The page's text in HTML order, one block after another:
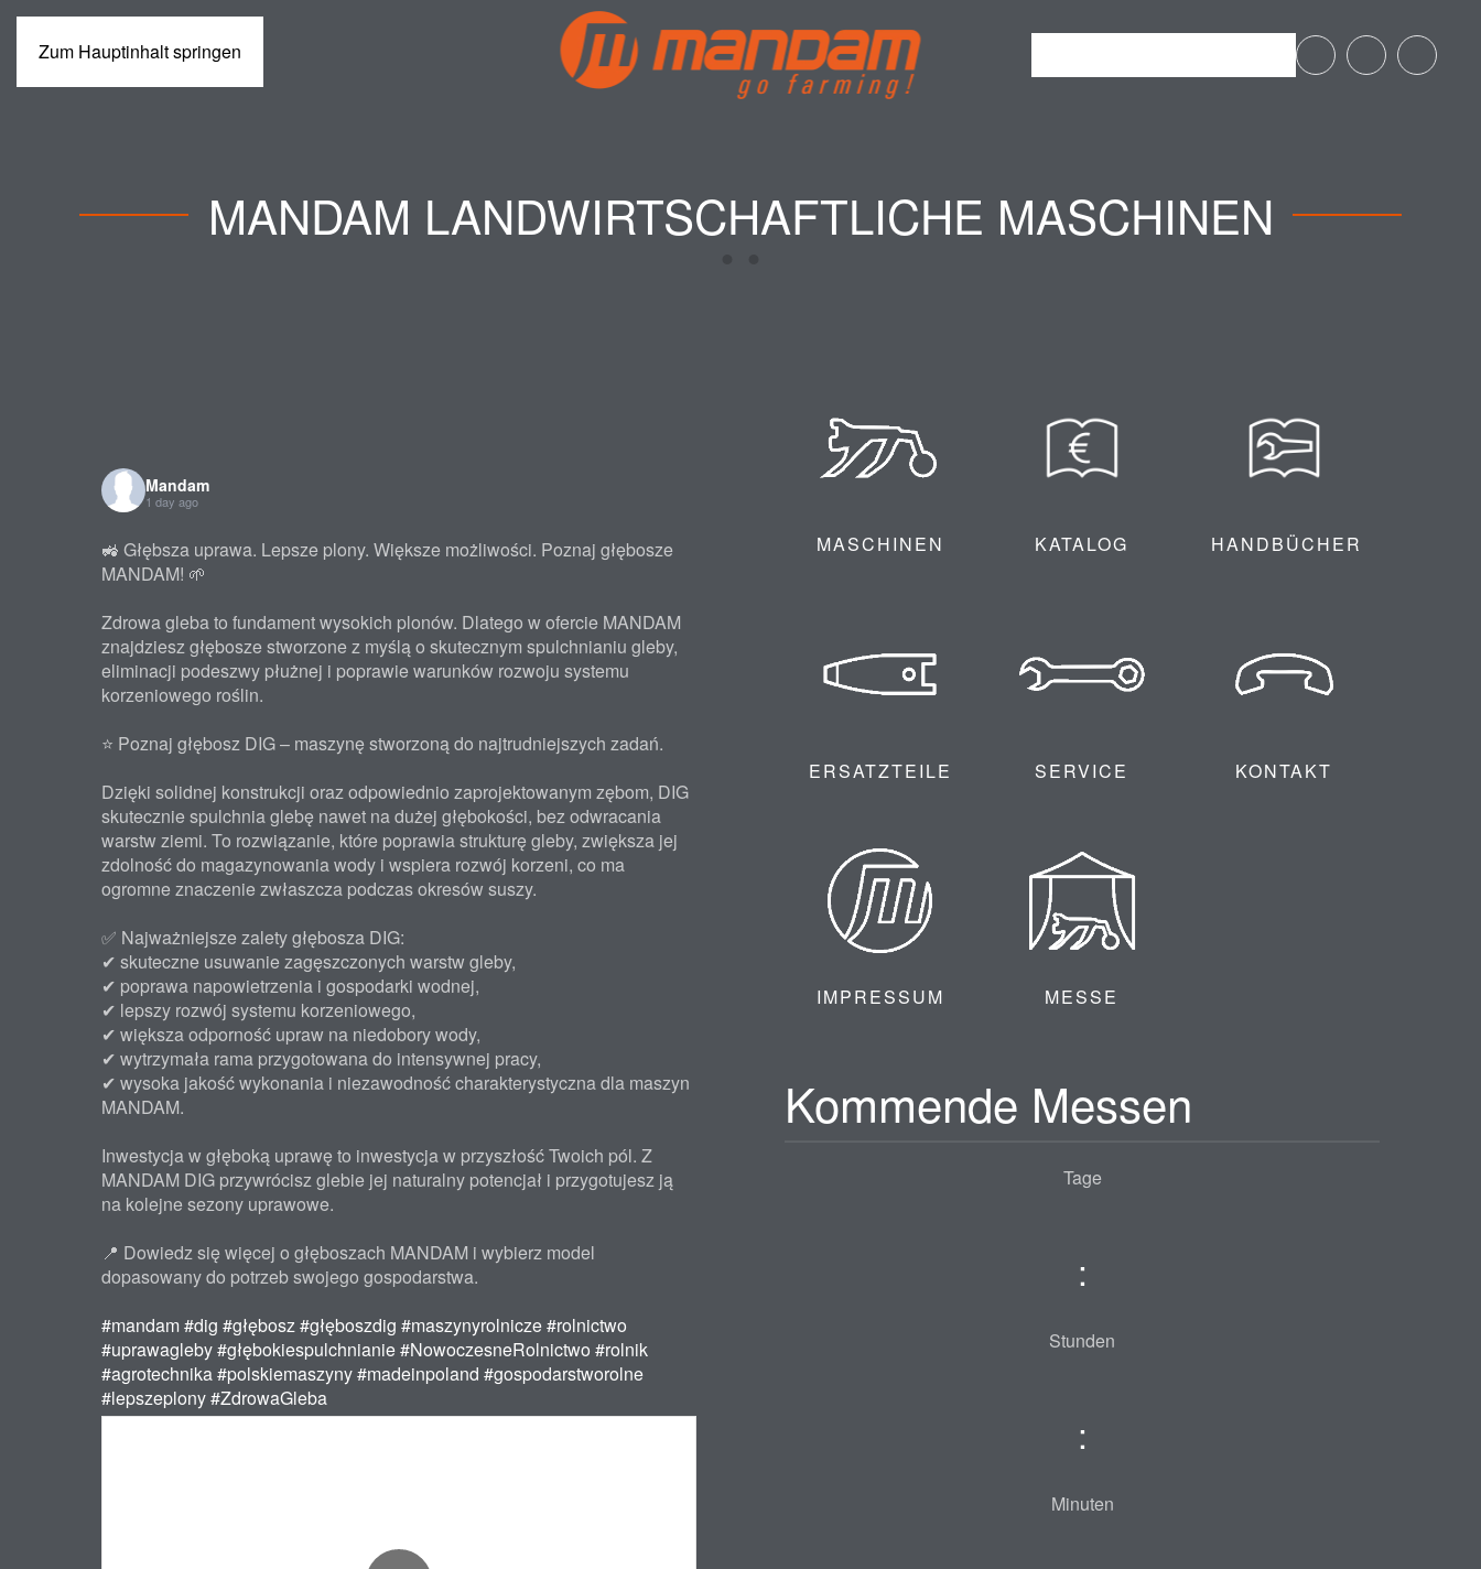
Zum Hauptinhalt springen
MASCHINEN
MANDAM LANDWIRTSCHAFTLICHE MASCHINEN
Mandam
1 day ago
🚜 Głębsza uprawa. Lepsze plony. Większe możliwości. Poznaj głębosze
MANDAM! 🌱
Zdrowa gleba to fundament wysokich plonów. Dlatego w ofercie MANDAM
znajdziesz głębosze stworzone z myślą o skutecznym spulchnianiu gleby,
eliminacji podeszwy płużnej i poprawie warunków rozwoju systemu
korzeniowego roślin.
⭐ Poznaj głębosz DIG – maszynę stworzoną do najtrudniejszych zadań.
Dzięki solidnej konstrukcji oraz odpowiednio zaprojektowanym zębom, DIG
skutecznie spulchnia glebę nawet na dużej głębokości, bez odwracania
warstw ziemi. To rozwiązanie, które poprawia strukturę gleby, zwiększa jej
zdolność do magazynowania wody i wspiera rozwój korzeni, co ma
ogromne znaczenie zwłaszcza podczas okresów suszy.
✅ Najważniejsze zalety głębosza DIG:
✔ skuteczne usuwanie zagęszczonych warstw gleby,
✔ poprawa napowietrzenia i gospodarki wodnej,
✔ lepszy rozwój systemu korzeniowego,
✔ większa odporność upraw na niedobory wody,
✔ wytrzymała rama przygotowana do intensywnej pracy,
✔ wysoka jakość wykonania i niezawodność charakterystyczna dla maszyn
MANDAM.
Inwestycja w głęboką uprawę to inwestycja w przyszłość Twoich pól. Z
MANDAM DIG przywrócisz glebie jej naturalny potencjał i przygotujesz ją
na kolejne sezony uprawowe.
📍 Dowiedz się więcej o głęboszach MANDAM i wybierz model
dopasowany do potrzeb swojego gospodarstwa.
#mandam#dig #głębosz#głęboszdig #maszynyrolnicze#rolnictwo
#uprawagleby#głębokiespulchnianie#NowoczesneRolnictwo #rolnik
#agrotechnika#polskiemaszyny#madeinpoland #gospodarstworolne
#lepszeplony#ZdrowaGleba
MASCHINEN KATALOG HANDBÜCHER
ERSATZTEILE SERVICE KONTAKT
IMPRESSUM MESSE
Kommende Messen
Tage
:
Stunden
:
Minuten